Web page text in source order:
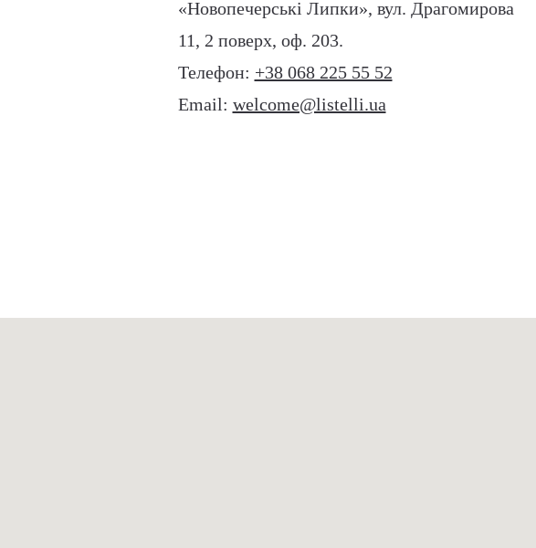
«Новопечерські Липки», вул. Драгомирова
11, 2 поверх, оф. 203.
Телефон: +38 068 225 55 52
Email: welcome@listelli.ua